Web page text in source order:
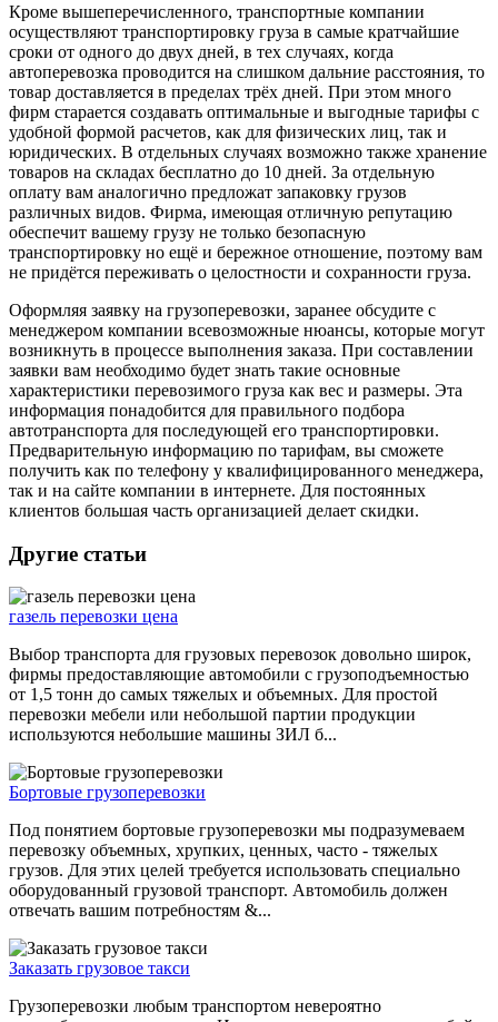
Кроме вышеперечисленного, транспортные компании
осуществляют транспортировку груза в самые кратчайшие
сроки от одного до двух дней, в тех случаях, когда
автоперевозка проводится на слишком дальние расстояния, то
товар доставляется в пределах трёх дней. При этом много
фирм старается создавать оптимальные и выгодные тарифы с
удобной формой расчетов, как для физических лиц, так и
юридических. В отдельных случаях возможно также хранение
товаров на складах бесплатно до 10 дней. За отдельную
оплату вам аналогично предложат запаковку грузов
различных видов. Фирма, имеющая отличную репутацию
обеспечит вашему грузу не только безопасную
транспортировку но ещё и бережное отношение, поэтому вам
не придётся переживать о целостности и сохранности груза.
Оформляя заявку на грузоперевозки, заранее обсудите с
менеджером компании всевозможные нюансы, которые могут
возникнуть в процессе выполнения заказа. При составлении
заявки вам необходимо будет знать такие основные
характеристики перевозимого груза как вес и размеры. Эта
информация понадобится для правильного подбора
автотранспорта для последующей его транспортировки.
Предварительную информацию по тарифам, вы сможете
получить как по телефону у квалифицированного менеджера,
так и на сайте компании в интернете. Для постоянных
клиентов большая часть организацией делает скидки.
Другие статьи
газель перевозки цена
Выбор транспорта для грузовых перевозок довольно широк,
фирмы предоставляющие автомобили с грузоподъемностью
от 1,5 тонн до самых тяжелых и объемных. Для простой
перевозки мебели или небольшой партии продукции
используются небольшие машины ЗИЛ б...
Бортовые грузоперевозки
Под понятием бортовые грузоперевозки мы подразумеваем
перевозку объемных, хрупких, ценных, часто - тяжелых
грузов. Для этих целей требуется использовать специально
оборудованный грузовой транспорт. Автомобиль должен
отвечать вашим потребностям &...
Заказать грузовое такси
Грузоперевозки любым транспортом невероятно